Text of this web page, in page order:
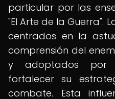
particular por las
"El Arte de la Guerra".
centrados en la
comprensión del
y adoptados por
fortalecer su
combate. Esta